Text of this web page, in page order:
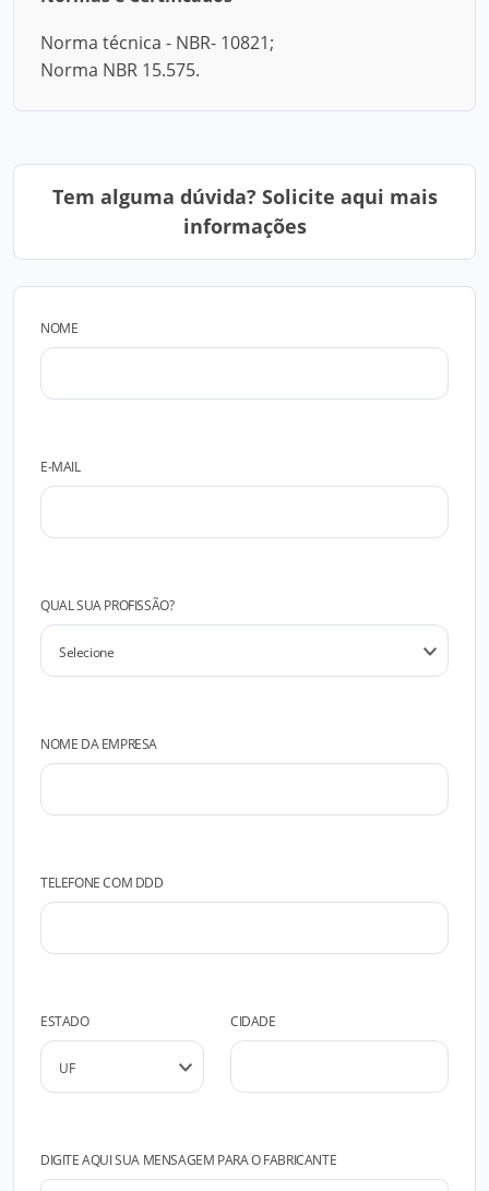
Norma técnica - NBR- 10821;
Norma NBR 15.575.
Tem alguma dúvida? Solicite aqui mais
informações
NOME
E-MAIL
QUAL SUA PROFISSÃO?
NOME DA EMPRESA
TELEFONE COM DDD
ESTADO CIDADE
DIGITE AQUI SUA MENSAGEM PARA O FABRICANTE